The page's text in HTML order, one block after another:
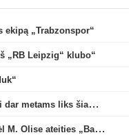
„Trabzonspor“
„RB Leipzig“ klubo“
Ilgametis Roma“ saugas L. Pellegrini dar metams liks šiame klube
V. Kompany pasisakė apie gandus dėl M. Olise ateities „Bayern“ gretose